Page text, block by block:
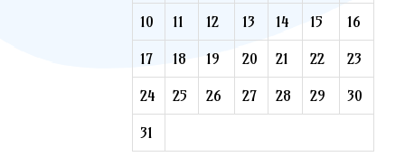
10 11 12 13 14 15 16
17 18 19 20 21 22 23
24 25 26 27 28 29 30
31